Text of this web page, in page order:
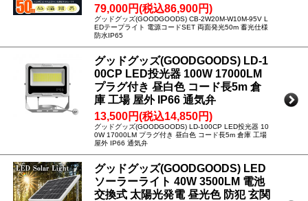
79,000円(税込86,900円)
グッドグッズ(GOODGOODS) CB-2W20M-W10M-95V L
EDテープライト 電源コードSET 両面発光50m 蓄光仕様
防水IP65
グッドグッズ(GOODGOODS) LD-1
00CP LED投光器 100W 17000LM
プラグ付き 昼白色 コード長5m 倉
庫 工場 屋外 IP66 通気弁
13,500円(税込14,850円)
グッドグッズ(GOODGOODS) LD-100CP LED投光器 10
0W 17000LM プラグ付き 昼白色 コード長5m 倉庫 工場
屋外 IP66 通気弁
グッドグッズ(GOODGOODS) LED
ソーラーライト 40W 3500LM 電池
交換式 太陽光発電 昼光色 防犯 玄関